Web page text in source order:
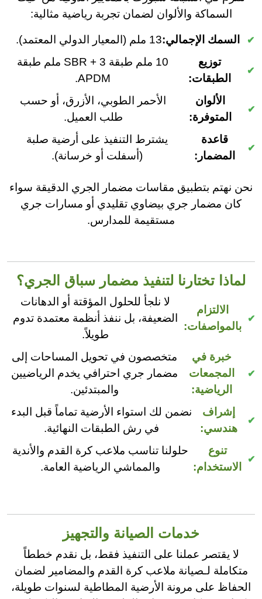
السماكة والألوان لضمان تجربة رياضية مثالية:
السمك الإجمالي:13 ملم (المعيار الدولي المعتمد).
توزيع
الطبقات:
10 ملم طبقة SBR + 3 ملم طبقة
APDM.
الألوان
المتوفرة:
الأحمر الطوبي، الأزرق، أو حسب
طلب العميل.
قاعدة
المضمار:
يشترط التنفيذ على أرضية صلبة
(أسفلت أو خرسانة).
نحن نهتم بتطبيق مقاسات مضمار الجري الدقيقة سواء
كان مضمار جري بيضاوي تقليدي أو مسارات جري
مستقيمة للمدارس.
لماذا تختارنا لتنفيذ مضمار سباق الجري؟
الالتزام
بالمواصفات:
لا نلجأ للحلول المؤقتة أو الدهانات
الضعيفة، بل ننفذ أنظمة معتمدة تدوم
طويلاً.
خبرة في
المجمعات
الرياضية:
متخصصون في تحويل المساحات إلى
مضمار جري احترافي يخدم الرياضيين
والمبتدئين.
إشراف
هندسي:
نضمن لك استواء الأرضية تماماً قبل البدء
في رش الطبقات النهائية.
تنوع
الاستخدام:
حلولنا تناسب ملاعب كرة القدم والأندية
والمماشي الرياضية العامة.
خدمات الصيانة والتجهيز
لا يقتصر عملنا على التنفيذ فقط، بل نقدم خططاً
متكاملة لـصيانة ملاعب كرة القدم والمضامير لضمان
الحفاظ على مرونة الأرضية المطاطية لسنوات طويلة،